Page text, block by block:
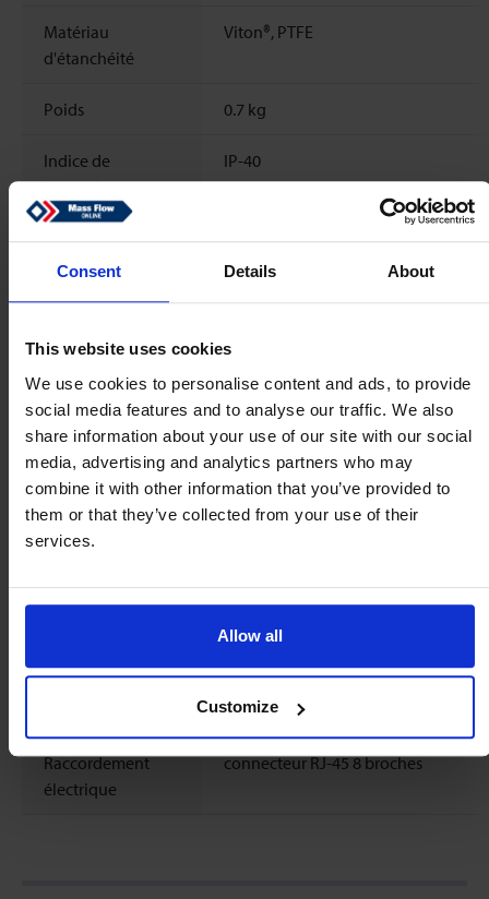
Consent Details About
This website uses cookies
We use cookies to personalise content and ads, to provide
social media features and to analyse our traffic. We also
share information about your use of our site with our social
media, advertising and analytics partners who may
combine it with other information that you’ve provided to
them or that they’ve collected from your use of their
services.
Allow all
Customize
Matériau
d'étanchéité
Viton®, PTFE
Poids 0.7 kg
Indice de
protection
IP-40
Propriétés électriques
Electrique
Consommation
électrique max.
approx. 135 mA
Sortie analogique 0 .. 5 Vdc
CEM déclaration EU
Communication
numérique
RS232 / RS485 (Modbus-RTU/ASCII)
relais min. et max.
24 Vdc un coté sur la terre
Vdc)
Raccordement
électrique
connecteur RJ-45 8 broches